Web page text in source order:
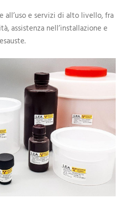
all’uso e servizi di alto livello, fra
assistenza nell’installazione e